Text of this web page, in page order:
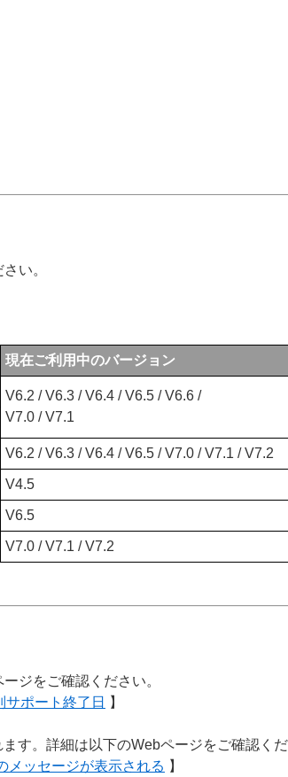
い。
現在ご利用中のバージョン
V6.2 / V6.3 / V6.4 / V6.5 / V6.6 /
V7.0 / V7.1
V6.2 / V6.3 / V6.4 / V6.5 / V7.0 / V7.1 / V7.2
V4.5
V6.5
V7.0 / V7.1 / V7.2
ジをご確認ください。
ポート終了日 】
す。詳細は以下のWebページをご確認くだ
メッセージが表示される 】